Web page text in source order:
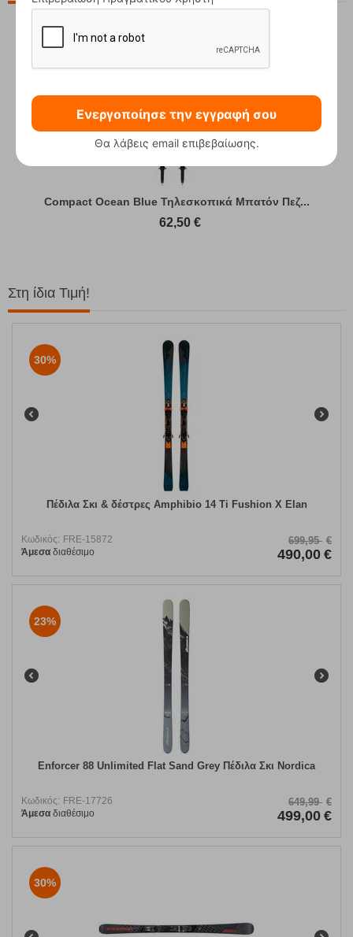
Compact Ocean Blue Τηλεσκοπικά Μπατόν Πεζ...
62,50 €
Στη ίδια Τιμή!
30%
Πέδιλα Σκι & δέστρες Amphibio 14 Ti Fushion X Elan
Κωδικός: FRE-15872
Άμεσα διαθέσιμο
699,95 €
490,00 €
23%
Enforcer 88 Unlimited Flat Sand Grey Πέδιλα Σκι Nordica
Κωδικός: FRE-17726
Άμεσα διαθέσιμο
649,99 €
499,00 €
30%
Ενεργοποίησε την εγγραφή σου
Θα λάβεις email επιβεβαίωσης.